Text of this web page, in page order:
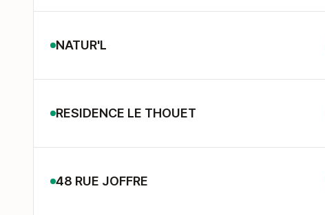
NATUR'L
RESIDENCE LE THOUET
48 RUE JOFFRE